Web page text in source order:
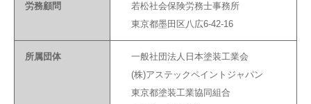
労務顧問
若松社会保険労務士事務所
東京都墨田区八広6-42-16
所属団体
一般社団法人日本塗装工業会
(株)アステックペイントジャパン
東京都塗装工業協同組合